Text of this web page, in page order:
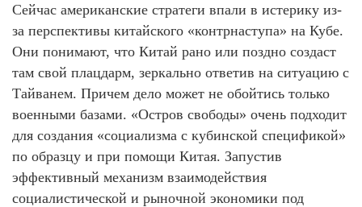
Сейчас американские стратеги впали в истерику из-
за перспективы китайского «контрнаступа» на Кубе.
Они понимают, что Китай рано или поздно создаст
там свой плацдарм, зеркально ответив на ситуацию с
Тайванем. Причем дело может не обойтись только
военными базами. «Остров свободы» очень подходит
для создания «социализма с кубинской спецификой»
по образцу и при помощи Китая. Запустив
эффективный механизм взаимодействия
социалистической и рыночной экономики под